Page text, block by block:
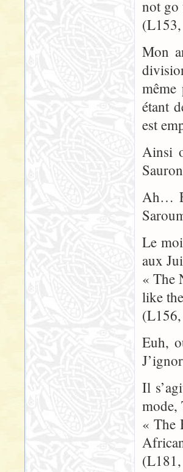
not go
Mon
étant
est
Ainsi
Ah…
Le
aux
« The
like
Euh,
Il
mode,
« The